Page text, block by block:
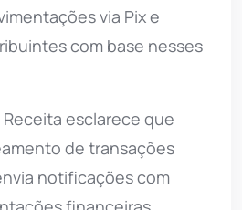
via Pix e
com base nesses
esclarece que
de transações
notificações com